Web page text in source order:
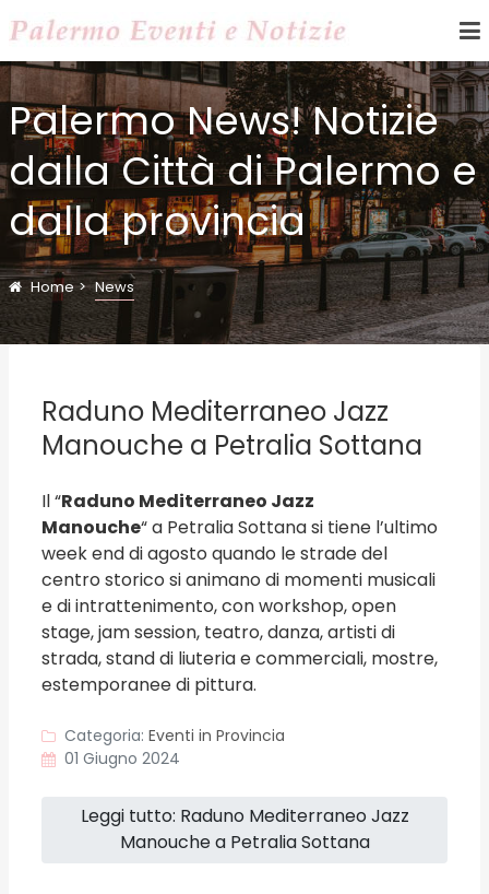
Palermo News! Notizie
dalla Città di Palermo e
dalla provincia
Home News
Raduno Mediterraneo Jazz
Manouche a Petralia Sottana
Il “Raduno Mediterraneo Jazz
Manouche“ a Petralia Sottana si tiene l’ultimo
week end di agosto quando le strade del
centro storico si animano di momenti musicali
e di intrattenimento, con workshop, open
stage, jam session, teatro, danza, artisti di
strada, stand di liuteria e commerciali, mostre,
estemporanee di pittura.
Categoria: Eventi in Provincia
01 Giugno 2024
Leggi tutto: Raduno Mediterraneo Jazz
Manouche a Petralia Sottana